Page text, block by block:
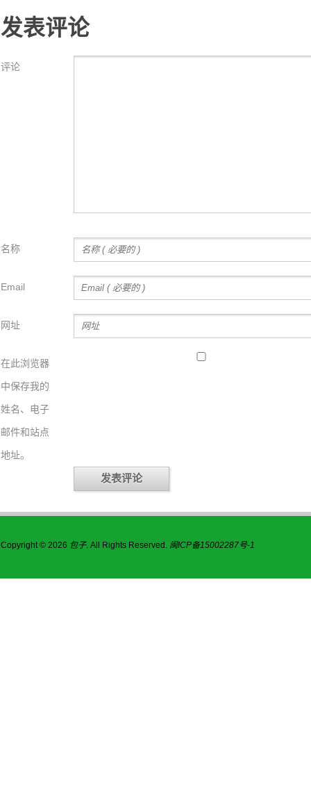
发表评论
评论
名称
Email
网址
在此浏览器
中保存我的
姓名、电子
邮件和站点
地址。
Copyright © 2026 包子. All Rights Reserved. 闽ICP备15002287号-1